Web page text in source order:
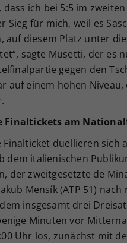
dass ich bei 5:5 im
Sieg für mich, weil es
auf diesem Platz unter
sagte Musetti, der es
gegen den
auf einem hohen
Finaltickets am
Finalticket duellieren sich
dem italienischen
der zweitgesetzte de
Mensík (ATP 51)
insgesamt drei
Minuten vor
Uhr los, zunächst mit